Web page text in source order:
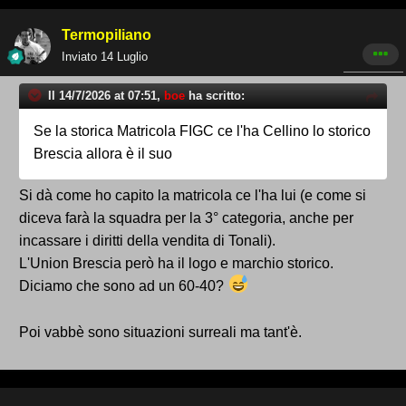
Termopiliano
Inviato 14 Luglio
Il 14/7/2026 at 07:51, boe ha scritto:
Se la storica Matricola FIGC ce l'ha Cellino lo storico
Brescia allora è il suo
Si dà come ho capito la matricola ce l'ha lui (e come si
diceva farà la squadra per la 3° categoria, anche per
incassare i diritti della vendita di Tonali).
L'Union Brescia però ha il logo e marchio storico.
Diciamo che sono ad un 60-40?
Poi vabbè sono situazioni surreali ma tant'è.